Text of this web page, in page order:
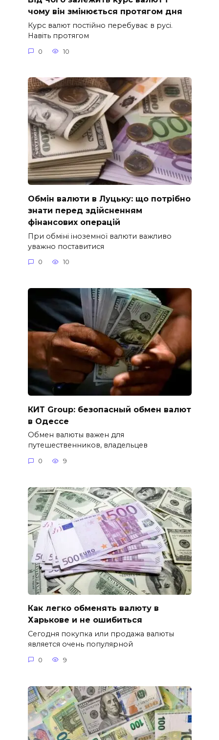
чому він змінюється протягом дня
Курс валют постійно перебуває в русі.
Навіть протягом
0 10
Обмін валюти в Луцьку: що потрібно
знати перед здійсненням
фінансових операцій
При обміні іноземної валюти важливо
уважно поставитися
0 10
КИТ Group: безопасный обмен валют
в Одессе
Обмен валюты важен для
путешественников, владельцев
0 9
Как легко обменять валюту в
Харькове и не ошибиться
Сегодня покупка или продажа валюты
является очень популярной
0 9